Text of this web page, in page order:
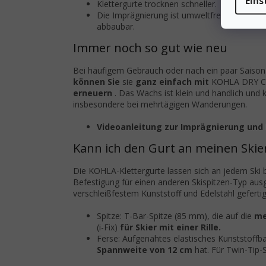
Klettergurte trocknen schneller.
Die Imprägnierung ist umweltfreundlich -
abbaubar.
Immer noch so gut wie neu
Bei häufigem Gebrauch oder nach ein paar
können Sie sie ganz einfach mit KOHLA DRY
erneuern . Das Wachs ist klein und handlich
insbesondere bei mehrtägigen Wanderungen.
Videoanleitung zur Imprägnierung und
Kann ich den Gurt an meinen
Die KOHLA-Klettergurte lassen sich an jedem
Befestigung für einen anderen Skispitzen-Typ
verschleißfestem Kunststoff und Edelstahl
Spitze: T-Bar-Spitze (85 mm), die auf die
(i-Fix) für Skier mit einer Rille.
Ferse: Aufgenähtes elastisches
Spannweite von 12 cm hat. Für Twin-Tip-